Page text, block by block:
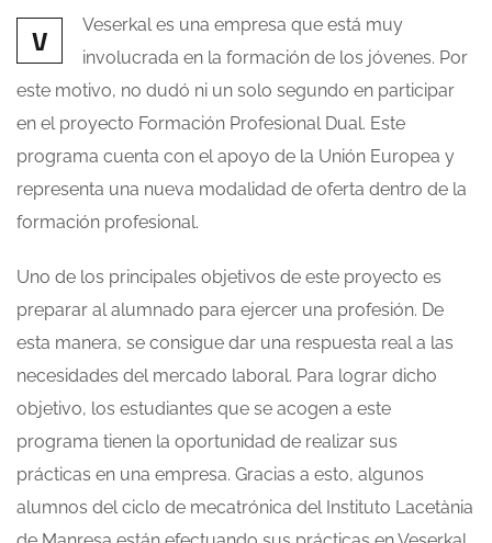
V
Veserkal es una empresa que está muy
involucrada en la formación de los jóvenes. Por
este motivo, no dudó ni un solo segundo en participar
en el proyecto Formación Profesional Dual. Este
programa cuenta con el apoyo de la Unión Europea y
representa una nueva modalidad de oferta dentro de la
formación profesional.
Uno de los principales objetivos de este proyecto es
preparar al alumnado para ejercer una profesión. De
esta manera, se consigue dar una respuesta real a las
necesidades del mercado laboral. Para lograr dicho
objetivo, los estudiantes que se acogen a este
programa tienen la oportunidad de realizar sus
prácticas en una empresa. Gracias a esto, algunos
alumnos del ciclo de mecatrónica del Instituto Lacetània